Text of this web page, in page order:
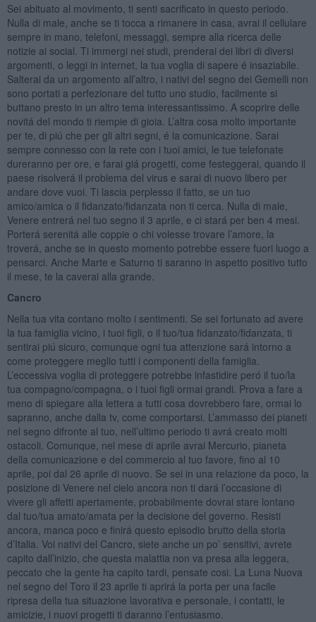
Sei abituato al movimento, ti senti sacrificato in questo periodo.
Nulla di male, anche se ti tocca a rimanere in casa, avrai il cellulare
sempre in mano, telefoni, messaggi, sempre alla ricerca delle
notizie ai social. Ti immergi nei studi, prenderai dei libri di diversi
argomenti, o leggi in internet, la tua voglia di sapere é insaziabile.
Salterai da un argomento all’altro, i nativi del segno dei Gemelli non
sono portati a perfezionare del tutto uno studio, facilmente si
buttano presto in un altro tema interessantissimo. A scoprire delle
novitá del mondo ti riempie di gioia. L’altra cosa molto importante
per te, di piú che per gli altri segni, é la comunicazione. Sarai
sempre connesso con la rete con i tuoi amici, le tue telefonate
dureranno per ore, e farai giá progetti, come festeggerai, quando il
paese risolverá il problema del virus e sarai di nuovo libero per
andare dove vuoi. Ti lascia perplesso il fatto, se un tuo
amico/amica o il fidanzato/fidanzata non ti cerca. Nulla di male,
Venere entrerá nel tuo segno il 3 aprile, e ci stará per ben 4 mesi.
Porterá serenitá alle coppie o chi volesse trovare l’amore, la
troverá, anche se in questo momento potrebbe essere fuori luogo a
pensarci. Anche Marte e Saturno ti saranno in aspetto positivo tutto
il mese, te la caverai alla grande.
Cancro
Nella tua vita contano molto i sentimenti. Se sei fortunato ad avere
la tua famiglia vicino, i tuoi figli, o il tuo/tua fidanzato/fidanzata, ti
sentirai piú sicuro, comunque ogni tua attenzione sará intorno a
come proteggere meglio tutti i componenti della famiglia.
L’eccessiva voglia di proteggere potrebbe infastidire peró il tuo/la
tua compagno/compagna, o i tuoi figli ormai grandi. Prova a fare a
meno di spiegare alla lettera a tutti cosa dovrebbero fare, ormai lo
sapranno, anche dalla tv, come comportarsi. L’ammasso dei pianeti
nel segno difronte al tuo, nell’ultimo periodo ti avrá creato molti
ostacoli. Comunque, nel mese di aprile avrai Mercurio, pianeta
della comunicazione e del commercio al tuo favore, fino al 10
aprile, poi dal 26 aprile di nuovo. Se sei in una relazione da poco, la
posizione di Venere nel cielo ancora non ti dará l’occasione di
vivere gli affetti apertamente, probabilmente dovrai stare lontano
dal tuo/tua amato/amata per la decisione del governo. Resisti
ancora, manca poco e finirá questo episodio brutto della storia
d’Italia. Voi nativi del Cancro, siete anche un po’ sensitivi, avrete
capito dall’inizio, che questa malattia non va presa alla leggera,
peccato che la gente ha capito tardi, pensate cosi. La Luna Nuova
nel segno del Toro il 23 aprile ti aprirá la porta per una facile
ripresa della tua situazione lavorativa e personale, i contatti, le
amicizie, i nuovi progetti ti daranno l’entusiasmo.